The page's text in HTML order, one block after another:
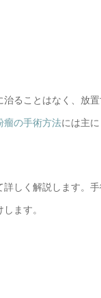
治ることはなく、放
瘤の手術方法には主に
詳しく解説します。
ます。